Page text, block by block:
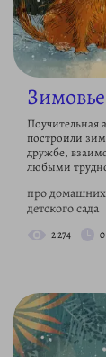
Поучительная
построили
дружбе,
любыми
про
детского сада
2 274 0